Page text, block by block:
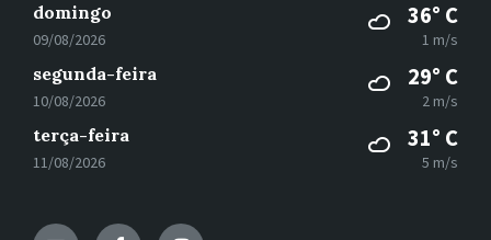
domingo
09/08/2026
36° C
1 m/s
segunda-feira
10/08/2026
29° C
2 m/s
terça-feira
11/08/2026
31° C
5 m/s